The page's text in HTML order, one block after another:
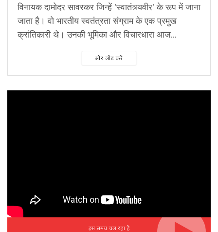
विनायक दामोदर सावरकर जिन्हें 'स्वातंत्र्यवीर' के रूप में जाना
जाता है। वो भारतीय स्वतंत्रता संग्राम के एक प्रमुख
क्रांतिकारी थे। उनकी भूमिका और विचारधारा आज...
और लोड करें
इस समय चल रहा है